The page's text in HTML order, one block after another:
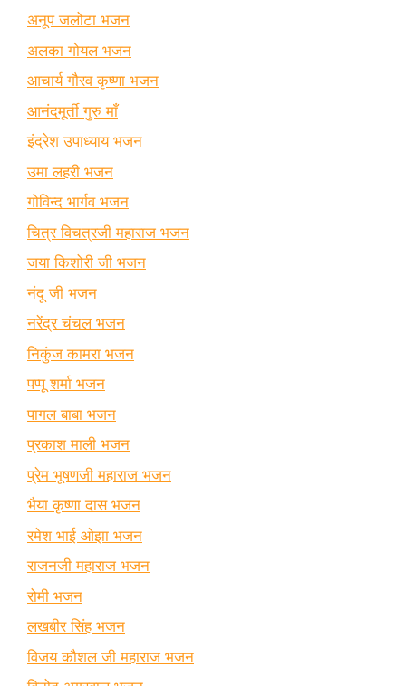
अनूप जलोटा भजन
अलका गोयल भजन
आचार्य गौरव कृष्णा भजन
आनंदमूर्ती गुरु माँ
इंद्रेश उपाध्याय भजन
उमा लहरी भजन
गोविन्द भार्गव भजन
चित्र विचत्रजी महाराज भजन
जया किशोरी जी भजन
नंदू जी भजन
नरेंद्र चंचल भजन
निकुंज कामरा भजन
पप्पू शर्मा भजन
पागल बाबा भजन
प्रकाश माली भजन
प्रेम भूषणजी महाराज भजन
भैया कृष्णा दास भजन
रमेश भाई ओझा भजन
राजनजी महाराज भजन
रोमी भजन
लखबीर सिंह भजन
विजय कौशल जी महाराज भजन